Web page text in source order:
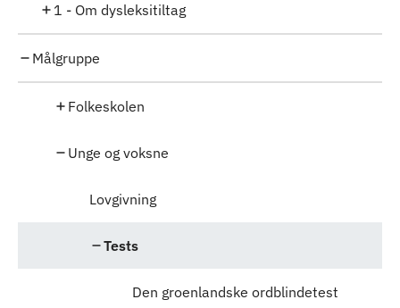
1 - Om dysleksitiltag
Målgruppe
Folkeskolen
Unge og voksne
Lovgivning
Tests
Den groenlandske ordblindetest